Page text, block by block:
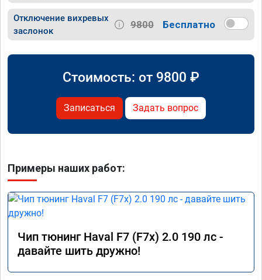
Отключение вихревых
заслонок
9800 Бесплатно
Стоимость: от 9800 ₽
Записаться Задать вопрос
Примеры наших работ:
Чип тюнинг Haval F7 (F7x) 2.0 190 лс -
давайте шить дружно!